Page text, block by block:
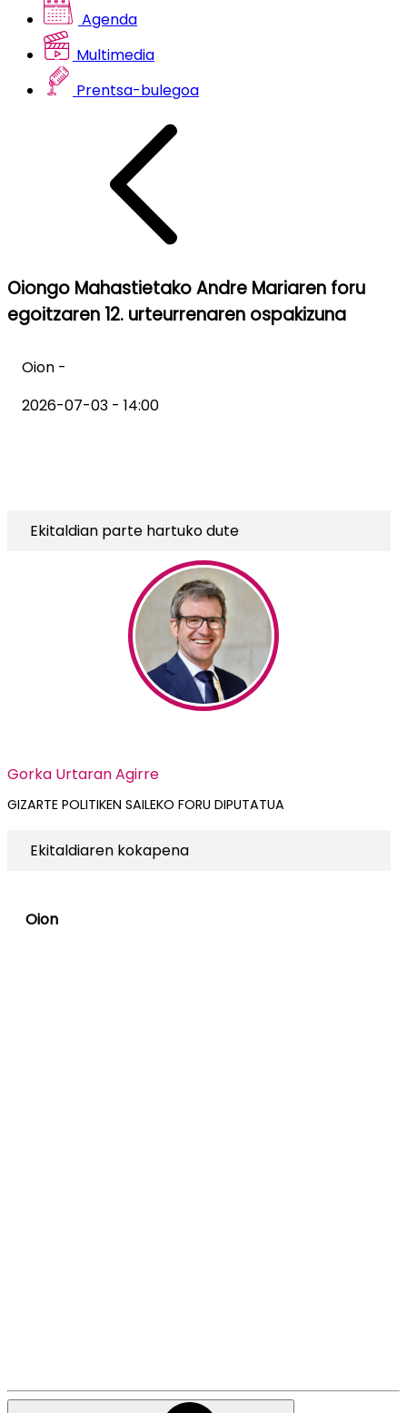
Agenda
Multimedia
Prentsa-bulegoa
Oiongo Mahastietako Andre Mariaren foru
egoitzaren 12. urteurrenaren ospakizuna
Oion -
2026-07-03 - 14:00
Ekitaldian parte hartuko dute
Gorka Urtaran Agirre
GIZARTE POLITIKEN SAILEKO FORU DIPUTATUA
Ekitaldiaren kokapena
Oion